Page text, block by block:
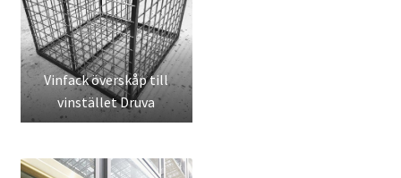
Vinfack överskåp till
vinstället Druva